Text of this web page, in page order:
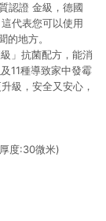
認證 金級，德國
代表您可以使用
地方。
」抗菌配方，能消
11種導致家中發霉
級，安全又安心，
度:30微米)